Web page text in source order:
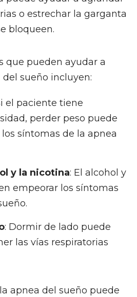
o estrechar la garganta
bloqueen.
que pueden ayudar a
sueño incluyen:
el paciente tiene
perder peso puede
síntomas de la apnea
y la nicotina: El alcohol y
empeorar los síntomas
: Dormir de lado puede
las vías respiratorias
apnea del sueño puede